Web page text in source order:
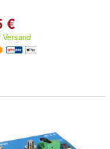
€
Versand